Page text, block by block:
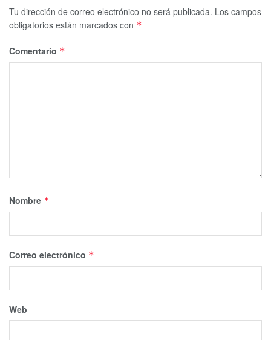
Tu dirección de correo electrónico no será publicada. Los campos
obligatorios están marcados con *
Comentario *
Nombre *
Correo electrónico *
Web